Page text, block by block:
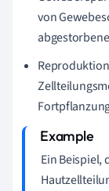
von
Ein Beispiel,